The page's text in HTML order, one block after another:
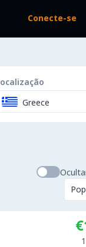
Conecte-se
Greece